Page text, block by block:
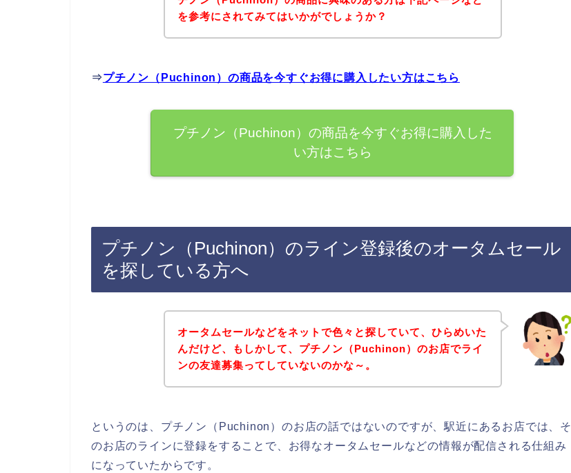
を参考にされてみてはいかがでしょうか？
⇒プチノン（Puchinon）の商品を今すぐお得に購入したい方はこちら
プチノン（Puchinon）の商品を今すぐお得に購入した
い方はこちら
プチノン（Puchinon）のライン登録後のオータムセール
を探している方へ
オータムセールなどをネットで色々と探していて、ひらめいた
んだけど、もしかして、プチノン（Puchinon）のお店でライ
ンの友達募集ってしていないのかな～。
というのは、プチノン（Puchinon）のお店の話ではないのですが、駅近にあるお店では、そ
のお店のラインに登録をすることで、お得なオータムセールなどの情報が配信される仕組み
になっていたからです。